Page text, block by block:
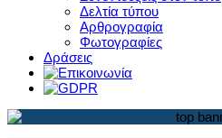
Δελτία τύπου
Αρθρογραφία
Φωτογραφίες
Δράσεις